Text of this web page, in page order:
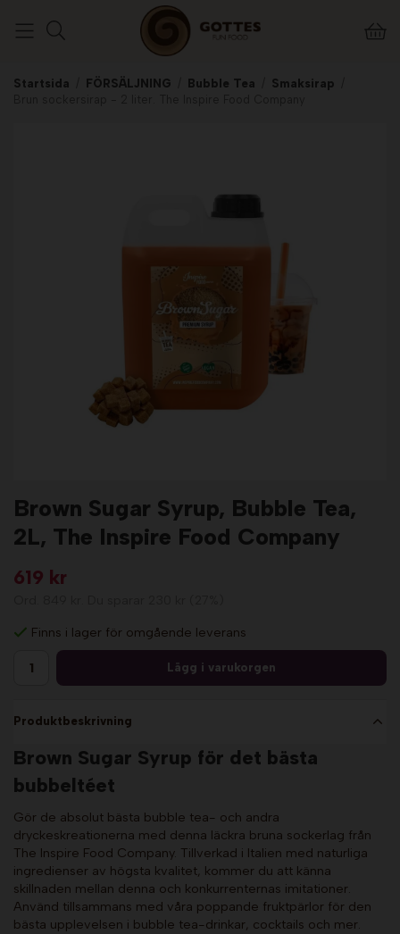
Startsida FÖRSÄLJNING Bubble Tea Smaksirap
Brown Sugar Syrup, Bubble Tea,
2L, The Inspire Food Company
619 kr
Finns i lager för omgående leverans
Lägg i varukorgen
Produktbeskrivning
Brown Sugar Syrup för det bästa
bubbeltéet
Gör de absolut bästa bubble tea- och andra
dryckeskreationerna med denna läckra bruna sockerlag från
The Inspire Food Company. Tillverkad i Italien med naturliga
ingredienser av högsta kvalitet, kommer du att känna
skillnaden mellan denna och konkurrenternas imitationer.
Använd tillsammans med våra poppande fruktpärlor för den
bästa upplevelsen i bubble tea-drinkar, cocktails och mer.